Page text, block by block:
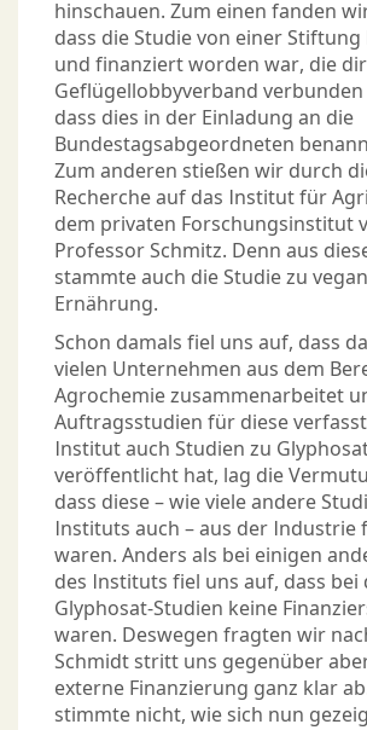
hinschauen. Zum einen fanden
dass die Studie von einer
und finanziert worden war, die
Geflügellobbyverband verbunden
dass dies in der Einladung an die
Bundestagsabgeordneten
Zum anderen stießen wir durch
Recherche auf das Institut für
dem privaten Forschungsinstitut
Professor Schmitz. Denn aus
stammte auch die Studie zu
Ernährung.
Schon damals fiel uns auf, dass
vielen Unternehmen aus dem
Agrochemie zusammenarbeitet
Auftragsstudien für diese
Institut auch Studien zu
veröffentlicht hat, lag die
dass diese – wie viele andere
Instituts auch – aus der Industrie
waren. Anders als bei einigen
des Instituts fiel uns auf, dass bei
Glyphosat-Studien keine
waren. Deswegen fragten wir
Schmidt stritt uns gegenüber
externe Finanzierung ganz klar
stimmte nicht, wie sich nun